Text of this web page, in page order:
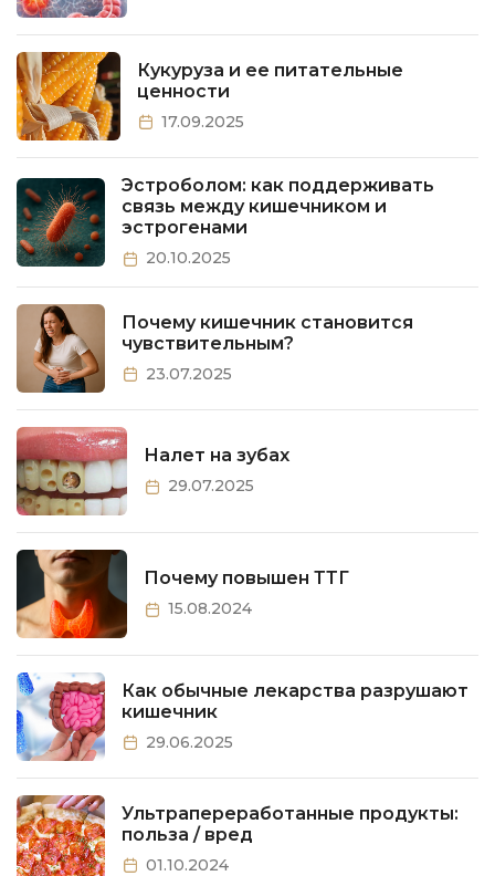
Кукуруза и ее питательные
ценности
17.09.2025
Эстроболом: как поддерживать
связь между кишечником и
эстрогенами
20.10.2025
Почему кишечник становится
чувствительным?
23.07.2025
Налет на зубах
29.07.2025
Почему повышен ТТГ
15.08.2024
Как обычные лекарства разрушают
кишечник
29.06.2025
Ультрапереработанные продукты:
польза / вред
01.10.2024